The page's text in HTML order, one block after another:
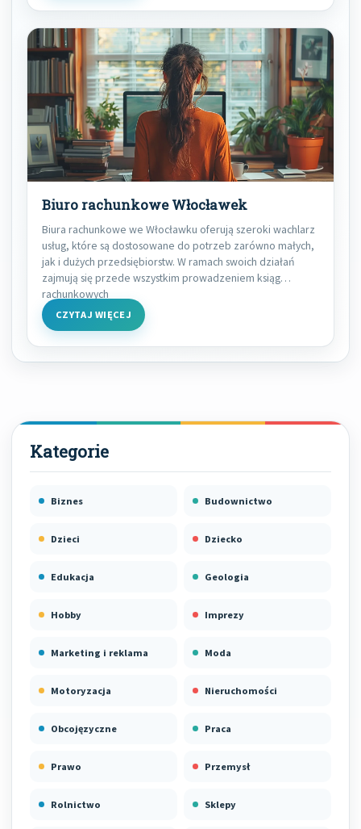
Biuro rachunkowe Włocławek
Biura rachunkowe we Włocławku oferują szeroki wachlarz
usług, które są dostosowane do potrzeb zarówno małych,
jak i dużych przedsiębiorstw. W ramach swoich działań
zajmują się przede wszystkim prowadzeniem ksiąg
rachunkowych
CZYTAJ WIĘCEJ
Biznes Budownictwo
Dzieci Dziecko
Edukacja Geologia
Hobby Imprezy
Marketing i reklama Moda
Motoryzacja Nieruchomości
Obcojęzyczne Praca
Prawo Przemysł
Rolnictwo Sklepy